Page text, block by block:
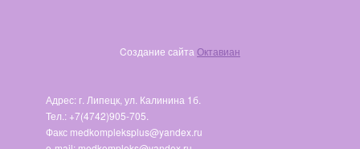
Cоздание сайта Октавиан
Адрес: г. Липецк, ул. Калинина 1б.
Тел.: +7(4742)905-705.
Факс medkompleksplus@yandex.ru